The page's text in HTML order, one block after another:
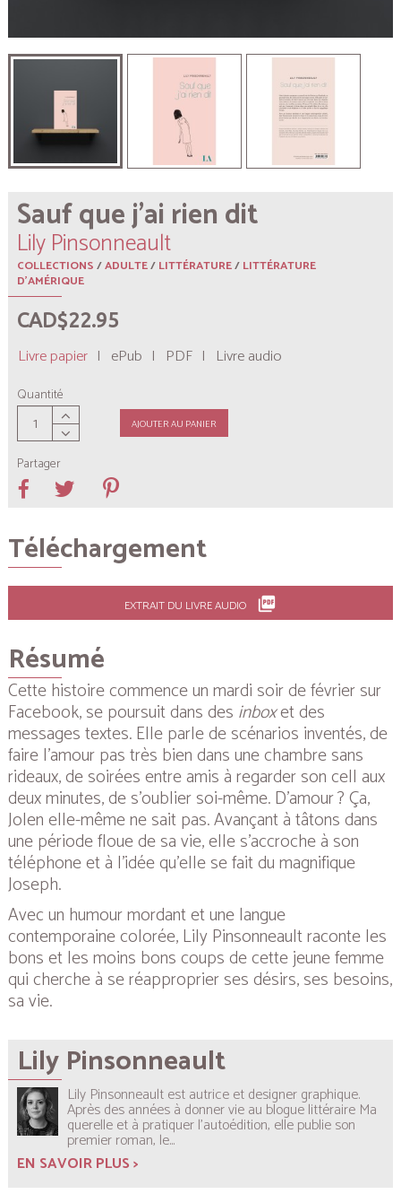
Sauf que j’ai rien dit
Lily Pinsonneault
COLLECTIONS/ADULTE/LITTÉRATURE/LITTÉRATURE
D'AMÉRIQUE
CAD$22.95
Livre papier | ePub | PDF | Livre audio
Quantité
AJOUTER AU PANIER
Partager
Téléchargement
EXTRAIT DU LIVRE AUDIO picture_as_pdf
Résumé
Cette histoire commence un mardi soir de février sur
Facebook, se poursuit dans des inboxet des
messages textes. Elle parle de scénarios inventés, de
faire l’amour pas très bien dans une chambre sans
rideaux, de soirées entre amis à regarder son cell aux
deux mi­­nutes, de s’oublier soi-même. D’amour ? Ça,
Jolen elle-même ne sait pas. Avançant à tâtons dans
une période floue de sa vie, elle s’accroche à son
téléphone et à l’idée qu’elle se fait du magnifique
Joseph.
Avec un humour mordant et une langue
contemporaine colorée, Lily Pinsonneault raconte les
bons et les moins bons coups de cette jeune femme
qui cherche à se réapproprier ses désirs, ses besoins,
sa vie.
Lily Pinsonneault
Lily Pinsonneault est autrice et designer graphique.
Après des années à donner vie au blogue littéraire Ma
querelle et à pratiquer l’autoédition, elle publie son
premier roman, le...
EN SAVOIR PLUS >